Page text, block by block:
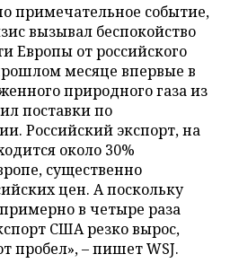
примечательное событие,
вызывал беспокойство
Европы от российского
месяце впервые в
природного газа из
поставки по
Российский экспорт, на
около 30%
существенно
цен. А поскольку
в четыре раза
США резко вырос,
пробел», – пишет WSJ.